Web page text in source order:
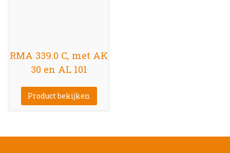
RMA 339.0 C, met AK
30 en AL 101
Product bekijken